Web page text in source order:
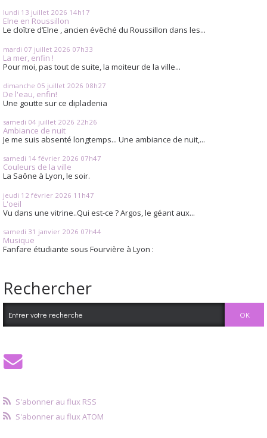
lundi 13 juillet 2026 14h17
Elne en Roussillon
Le cloître d’Elne , ancien évêché du Roussillon dans les...
mardi 07 juillet 2026 07h33
La mer, enfin !
Pour moi, pas tout de suite, la moiteur de la ville...
dimanche 05 juillet 2026 08h27
De l'eau, enfin!
Une goutte sur ce dipladenia
samedi 04 juillet 2026 22h26
Ambiance de nuit
Je me suis absenté longtemps... Une ambiance de nuit,...
samedi 14 février 2026 07h47
Couleurs de la ville
La Saône à Lyon, le soir.
jeudi 12 février 2026 11h47
L'oeil
Vu dans une vitrine..Qui est-ce ? Argos, le géant aux...
samedi 31 janvier 2026 07h44
Musique
Fanfare étudiante sous Fourvière à Lyon :
Rechercher
S'abonner au flux RSS
S'abonner au flux ATOM